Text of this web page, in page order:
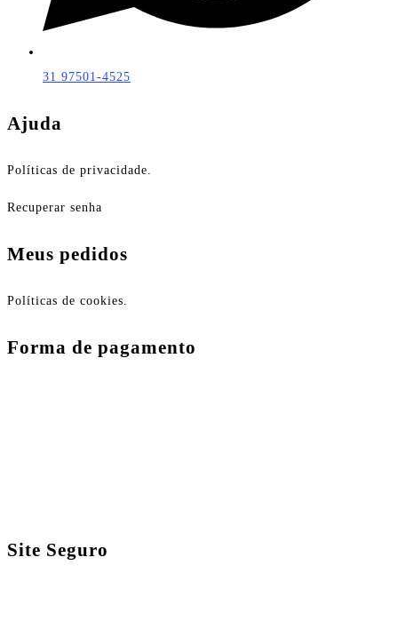
31 97501-4525
Ajuda
Políticas de privacidade.
Recuperar senha
Meus pedidos
Políticas de cookies.
Forma de pagamento
Site Seguro